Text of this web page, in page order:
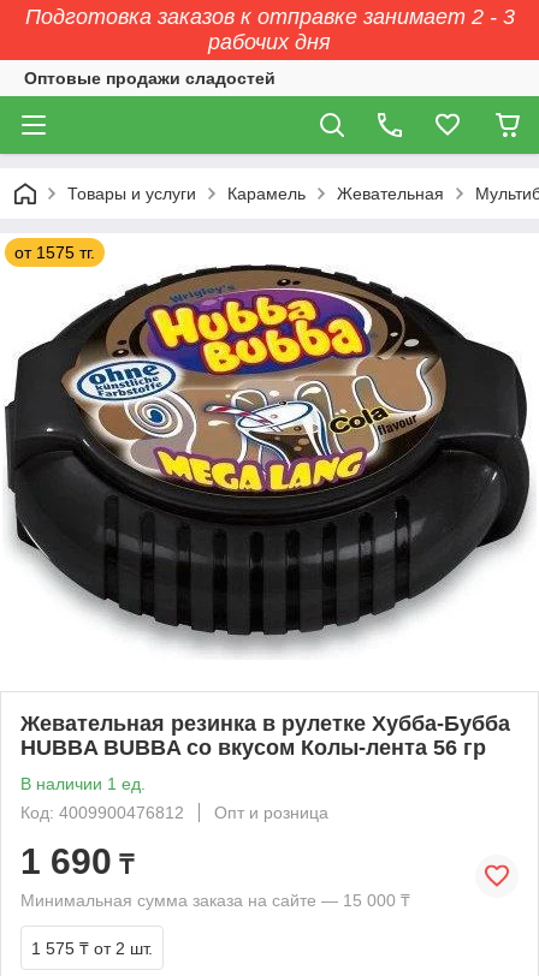
Подготовка заказов к отправке занимает 2 - 3
рабочих дня
Оптовые продажи сладостей
Товары и услуги Карамель Жевательная
от 1575 тг.
Жевательная резинка в рулетке Хубба-Бубба
HUBBA BUBBA со вкусом Колы-лента 56 гр
В наличии 1 ед.
Код: 4009900476812
Опт и розница
1 690 ₸
Минимальная сумма заказа на сайте — 15 000 ₸
1 575 ₸ от 2 шт.